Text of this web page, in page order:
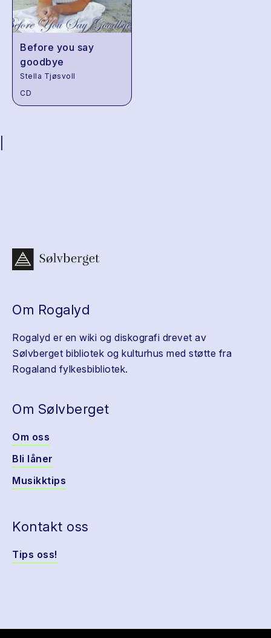
Before you say
goodbye
Stella Tjøsvoll
CD
Om Rogalyd
Rogalyd er en wiki og diskografi drevet av
Sølvberget bibliotek og kulturhus med støtte fra
Rogaland fylkesbibliotek.
Om Sølvberget
Om oss
Bli låner
Musikktips
Kontakt oss
Tips oss!